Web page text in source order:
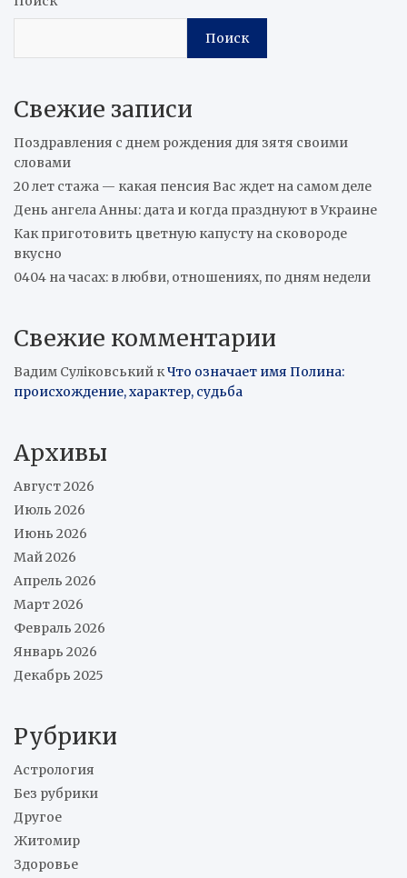
Поиск
Свежие записи
Поздравления с днем рождения для зятя своими
словами
20 лет стажа — какая пенсия Вас ждет на самом деле
День ангела Анны: дата и когда празднуют в Украине
Как приготовить цветную капусту на сковороде
вкусно
0404 на часах: в любви, отношениях, по дням недели
Свежие комментарии
Вадим Суліковський кЧто означает имя Полина:
происхождение, характер, судьба
Архивы
Август 2026
Июль 2026
Июнь 2026
Май 2026
Апрель 2026
Март 2026
Февраль 2026
Январь 2026
Декабрь 2025
Рубрики
Астрология
Без рубрики
Другое
Житомир
Здоровье